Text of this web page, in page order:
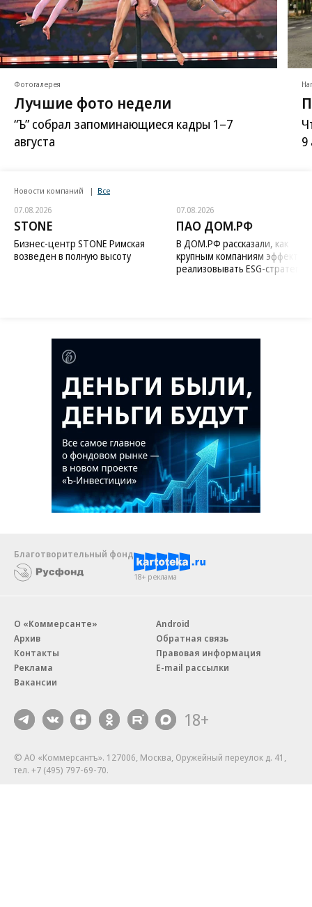
Фотогалерея
Лучшие фото недели
“Ъ” собрал запоминающиеся кадры 1–7
августа
9
Новости компаний Все
07.08.2026
STONE
Бизнес-центр STONE Римская
возведен в полную высоту
07.08.2026
ПАО ДОМ.РФ
В ДОМ.РФ рассказали, как
крупным компаниям
реализовывать ESG-стратегию
Благотворительный фонд
18+ реклама
О «Коммерсанте»
Архив
Контакты
Реклама
Вакансии
Android
Обратная связь
Правовая информация
E-mail рассылки
18+
© АО «Коммерсантъ». 127006, Москва, Оружейный переулок д. 41,
тел. +7 (495) 797-69-70.